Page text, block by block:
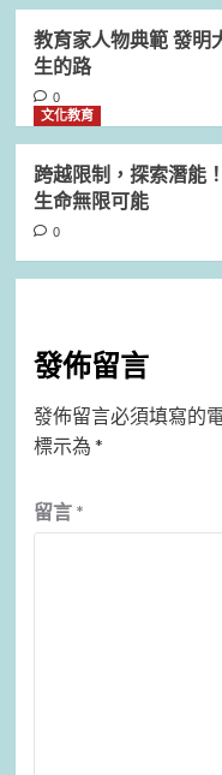
教育家人物典範 發明
生的路
0
文化教育
跨越限制，探索潛能
生命無限可能
0
發佈留言
發佈留言必須填寫的
標示為 *
留言 *